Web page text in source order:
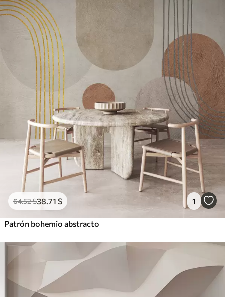
64.52S38.71 S 1
Patrón bohemio abstracto